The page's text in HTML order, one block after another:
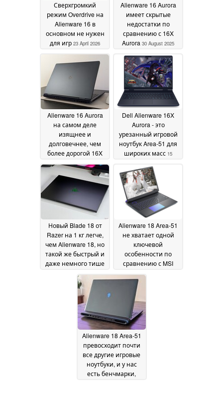
Сверхгромкий
режим Overdrive на
Alienware 16 в
основном не нужен
для игр 23 April 2026
Alienware 16 Aurora
имеет скрытые
недостатки по
сравнению с 16X
Aurora 30 August 2025
Alienware 16 Aurora
на самом деле
изящнее и
долговечнее, чем
более дорогой 16X
Aurora29 August 2025
Dell Alienware 16X
Aurora - это
урезанный игровой
ноутбук Area-51 для
широких масс 15
Новый Blade 18 от
Razer на 1 кг легче,
чем Alienware 18, но
такой же быстрый и
даже немного тише
16 July 2025
Alienware 18 Area-51
не хватает одной
ключевой
особенности по
сравнению с MSI
Titan 18 HX
Alienware 18 Area-51
превосходит почти
все другие игровые
ноутбуки, и у нас
есть бенчмарки,